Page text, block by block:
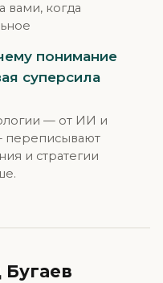
вами, когда
понимание
суперсила
— от ИИ и
переписывают
и стратегии